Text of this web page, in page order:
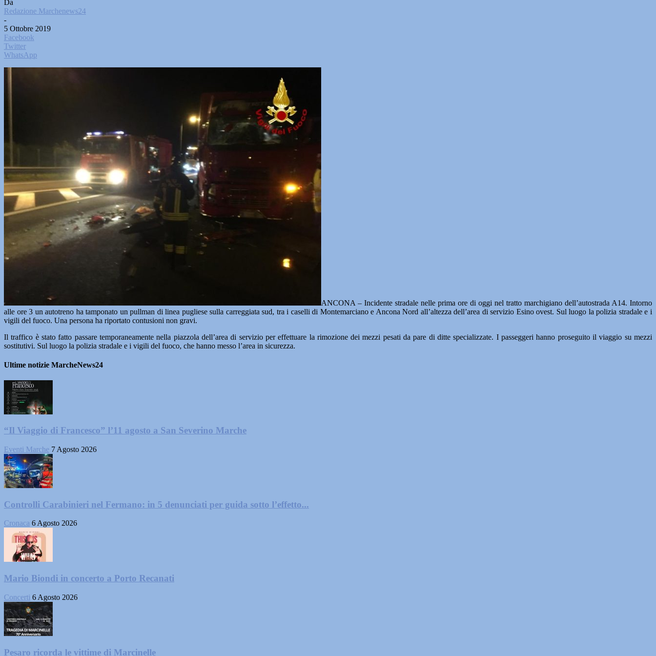
Da
Redazione Marchenews24
-
5 Ottobre 2019
Facebook
Twitter
WhatsApp
ANCONA – Incidente stradale nelle prima ore di oggi nel tratto marchigiano dell’autostrada A14. Intorno
alle ore 3 un autotreno ha tamponato un pullman di linea pugliese sulla carreggiata sud, tra i caselli di Montemarciano e Ancona Nord all’altezza dell’area di servizio Esino ovest. Sul luogo la polizia stradale e i
vigili del fuoco. Una persona ha riportato contusioni non gravi.
Il traffico è stato fatto passare temporaneamente nella piazzola dell’area di servizio per effettuare la rimozione dei mezzi pesati da pare di ditte specializzate. I passeggeri hanno proseguito il viaggio su mezzi
sostitutivi. Sul luogo la polizia stradale e i vigili del fuoco, che hanno messo l’area in sicurezza.
Ultime notizie MarcheNews24
“Il Viaggio di Francesco” l’11 agosto a San Severino Marche
Eventi Marche 7 Agosto 2026
Controlli Carabinieri nel Fermano: in 5 denunciati per guida sotto l’effetto...
Cronaca 6 Agosto 2026
Mario Biondi in concerto a Porto Recanati
Concerti 6 Agosto 2026
Pesaro ricorda le vittime di Marcinelle